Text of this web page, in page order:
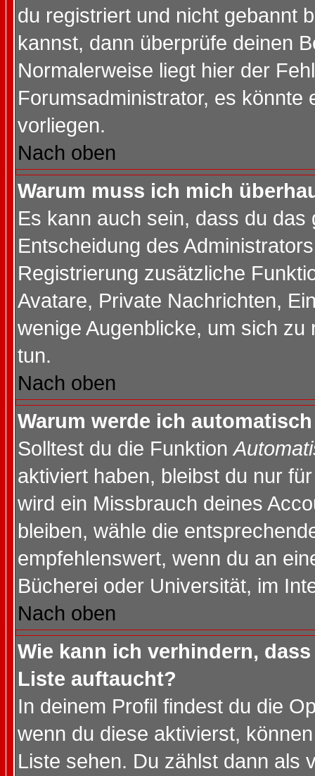
du registriert und nicht gebannt
kannst, dann überprüfe deinen
Normalerweise liegt hier der
Forumsadministrator, es könnte
vorliegen.
Nach oben
Warum muss ich mich
Es kann auch sein, dass du
Entscheidung des
Registrierung zusätzliche
Avatare, Private Nachrichten,
wenige Augenblicke, um sich
tun.
Nach oben
Warum werde ich
Solltest du die Funktion
aktiviert haben, bleibst du nur
wird ein Missbrauch deines
bleiben, wähle die
empfehlenswert, wenn du an
Bücherei oder Universität, im
Nach oben
Wie kann ich verhindern,
Liste auftaucht?
In deinem Profil findest du die
wenn du diese aktivierst,
Liste sehen. Du zählst dann als